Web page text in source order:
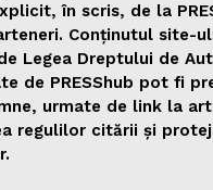
în scris, de la
Conținutul site-
Legea Dreptului de
de PRESShub pot fi
urmate de link la
regulilor citării și